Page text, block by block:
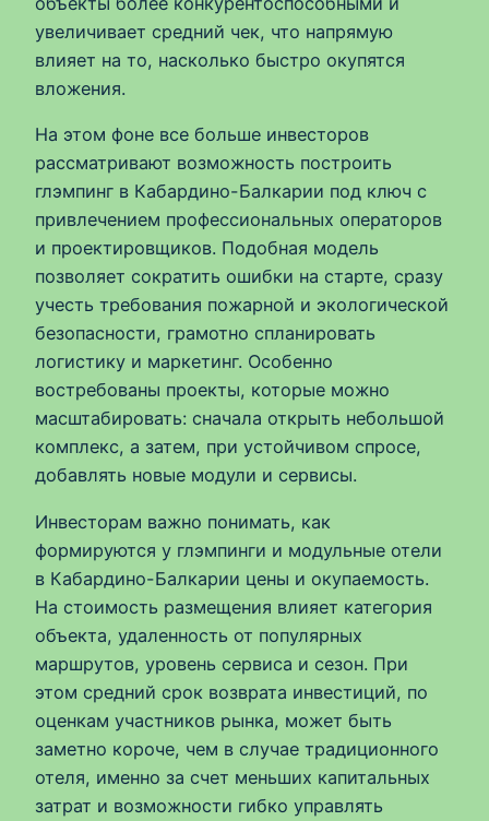
увеличивает средний чек, что напрямую
влияет на то, насколько быстро окупятся
вложения.
На этом фоне все больше инвесторов
рассматривают возможность построить
глэмпинг в Кабардино-Балкарии под ключ с
привлечением профессиональных операторов
и проектировщиков. Подобная модель
позволяет сократить ошибки на старте, сразу
учесть требования пожарной и экологической
безопасности, грамотно спланировать
логистику и маркетинг. Особенно
востребованы проекты, которые можно
масштабировать: сначала открыть небольшой
комплекс, а затем, при устойчивом спросе,
добавлять новые модули и сервисы.
Инвесторам важно понимать, как
формируются у глэмпинги и модульные отели
в Кабардино-Балкарии цены и окупаемость.
На стоимость размещения влияет категория
объекта, удаленность от популярных
маршрутов, уровень сервиса и сезон. При
этом средний срок возврата инвестиций, по
оценкам участников рынка, может быть
заметно короче, чем в случае традиционного
отеля, именно за счет меньших капитальных
затрат и возможности гибко управлять